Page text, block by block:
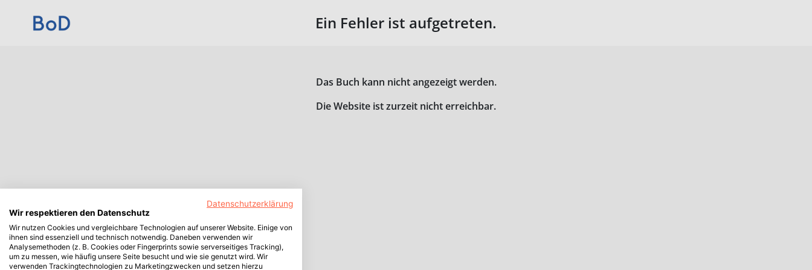
Ein Fehler ist aufgetreten.
Das Buch kann nicht angezeigt werden.
Die Website ist zurzeit nicht erreichbar.
Datenschutzerklärung
Wir respektieren den Datenschutz
Wir nutzen Cookies und vergleichbare Technologien auf unserer Website. Einige von
ihnen sind essenziell und technisch notwendig. Daneben verwenden wir
Analysemethoden (z. B. Cookies oder Fingerprints sowie serverseitiges Tracking),
um zu messen, wie häufig unsere Seite besucht und wie sie genutzt wird. Wir
verwenden Trackingtechnologien zu Marketingzwecken und setzen hierzu